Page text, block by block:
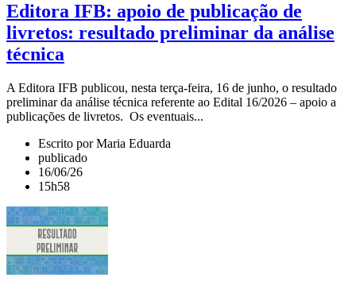
Editora IFB: apoio de publicação de
livretos: resultado preliminar da análise
técnica
A Editora IFB publicou, nesta terça-feira, 16 de junho, o resultado
preliminar da análise técnica referente ao Edital 16/2026 – apoio a
publicações de livretos. Os eventuais...
Escrito por Maria Eduarda
publicado
16/06/26
15h58